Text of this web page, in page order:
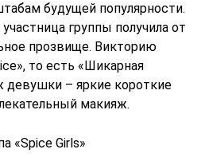
будущей популярности.
группы получила от
прозвище. Викторию
то есть «Шикарная
девушки – яркие короткие
макияж.
«Spice Girls»